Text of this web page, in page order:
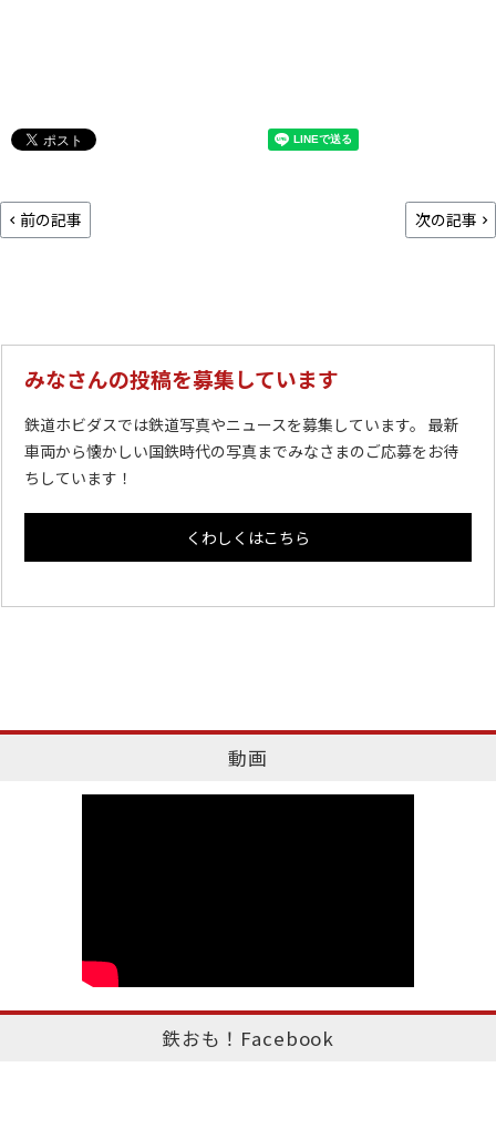
前の記事 次の記事
みなさんの投稿を募集しています
鉄道ホビダスでは鉄道写真やニュースを募集しています。 最新
車両から懐かしい国鉄時代の写真までみなさまのご応募をお待
ちしています！
くわしくはこちら
動画
鉄おも！Facebook